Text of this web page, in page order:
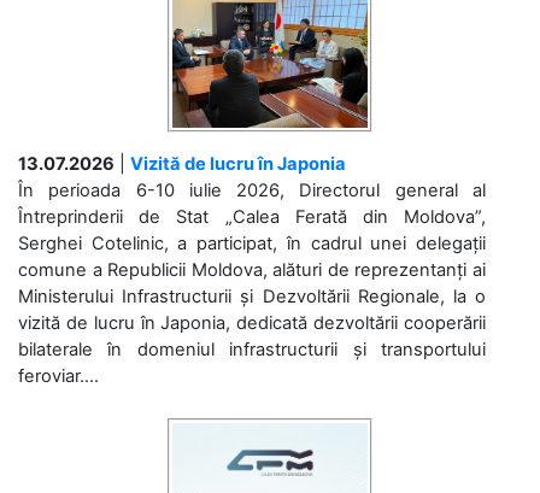
13.07.2026
Vizită de lucru în Japonia
În perioada 6-10 iulie 2026, Directorul general al
Întreprinderii de Stat „Calea Ferată din Moldova”,
Serghei Cotelinic, a participat, în cadrul unei delegații
comune a Republicii Moldova, alături de reprezentanți ai
Ministerului Infrastructurii și Dezvoltării Regionale, la o
vizită de lucru în Japonia, dedicată dezvoltării cooperării
bilaterale în domeniul infrastructurii și transportului
feroviar....